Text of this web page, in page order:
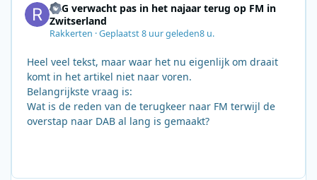
SRG verwacht pas in het najaar terug op FM in
Zwitserland
Rakkerten ·Geplaatst8 uur geleden8 u.
Heel veel tekst, maar waar het nu eigenlijk om draait
komt in het artikel niet naar voren.
Belangrijkste vraag is:
Wat is de reden van de terugkeer naar FM terwijl de
overstap naar DAB al lang is gemaakt?